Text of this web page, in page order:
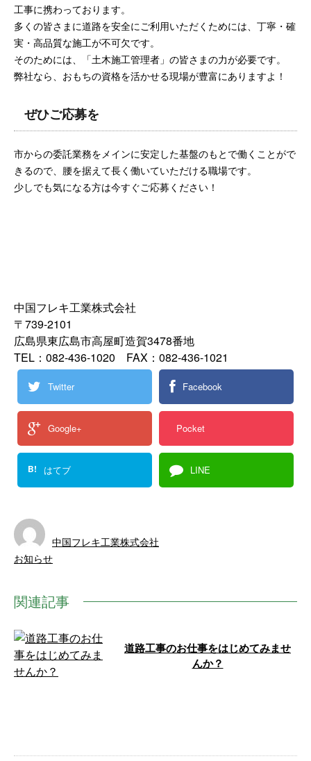
工事に携わっております。
多くの皆さまに道路を安全にご利用いただくためには、丁寧・確
実・高品質な施工が不可欠です。
そのためには、「土木施工管理者」の皆さまの力が必要です。
弊社なら、おもちの資格を活かせる現場が豊富にありますよ！
ぜひご応募を
市からの委託業務をメインに安定した基盤のもとで働くことがで
きるので、腰を据えて長く働いていただける職場です。
少しでも気になる方は今すぐご応募ください！
中国フレキ工業株式会社
〒739-2101
広島県東広島市高屋町造賀3478番地
TEL：082-436-1020 FAX：082-436-1021
Twitter Facebook
Google+ Pocket
B! はてブ LINE
中国フレキ工業株式会社
お知らせ
関連記事
道路工事のお仕事をはじめてみませ
んか？